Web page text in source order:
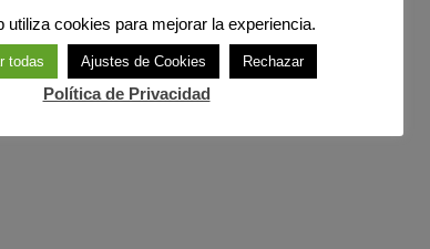
utiliza cookies para mejorar la experiencia.
todas Ajustes de Cookies Rechazar
Política de Privacidad